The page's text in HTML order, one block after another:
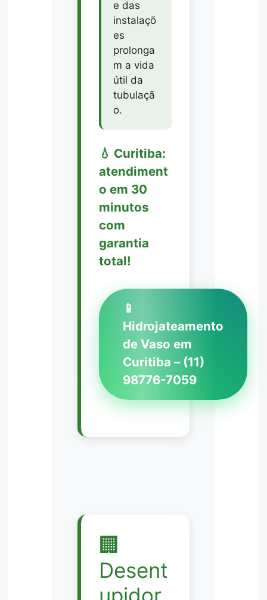
e das
instalaçõ
es
prolonga
m a vida
útil da
tubulaçã
o.
💧 Curitiba:
atendiment
o em 30
minutos
com
garantia
total!
📱
Hidrojateamento
de Vaso em
Curitiba – (11)
98776-7059
🏢
Desent